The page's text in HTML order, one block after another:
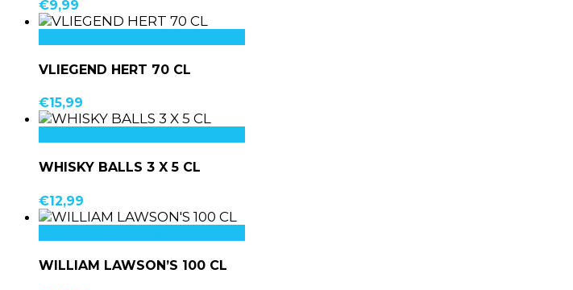
€9,99
VLIEGEND HERT 70 CL
€15,99
WHISKY BALLS 3 X 5 CL
€12,99
WILLIAM LAWSON’S 100 CL